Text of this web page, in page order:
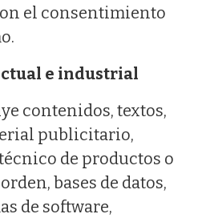
el consentimiento
e industrial
contenidos, textos,
publicitario,
de productos o
bases de datos,
de software,